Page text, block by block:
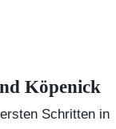
Köpenick
Schritten in